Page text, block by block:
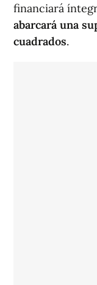
financiará
abarcará una
cuadrados.